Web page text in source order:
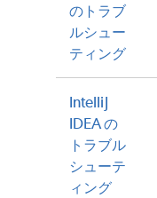
のトラブ
ルシュー
ティング
IntelliJ
IDEA の
トラブル
シューテ
ィング